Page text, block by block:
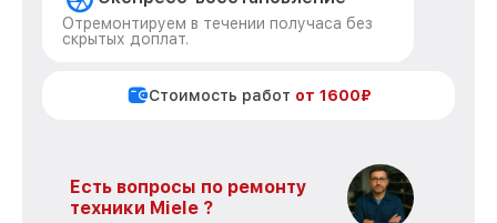
Отремонтируем в течении получаса без
скрытых доплат.
Стоимость работ от 1600₽
Есть вопросы по ремонту
техники Miele ?